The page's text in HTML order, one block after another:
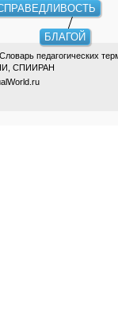
БЛАГОЙ
педагогических
СПИИРАН